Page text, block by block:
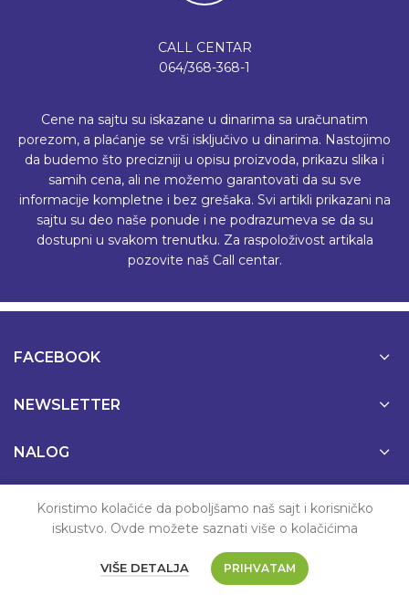
CALL CENTAR
064/368-368-1
Cene na sajtu su iskazane u dinarima sa uračunatim
porezom, a plaćanje se vrši isključivo u dinarima. Nastojimo
da budemo što precizniji u opisu proizvoda, prikazu slika i
samih cena, ali ne možemo garantovati da su sve
informacije kompletne i bez grešaka. Svi artikli prikazani na
sajtu su deo naše ponude i ne podrazumeva se da su
dostupni u svakom trenutku. Za raspoloživost artikala
pozovite naš Call centar.
FACEBOOK
NEWSLETTER
NALOG
PODRŠKA
© 2022 MaliAli.rs | Sva prava zadržana.
Koristimo kolačiće da poboljšamo naš sajt i korisničko
iskustvo. Ovde možete saznati više o kolačićima
VIŠE DETALJA PRIHVATAM